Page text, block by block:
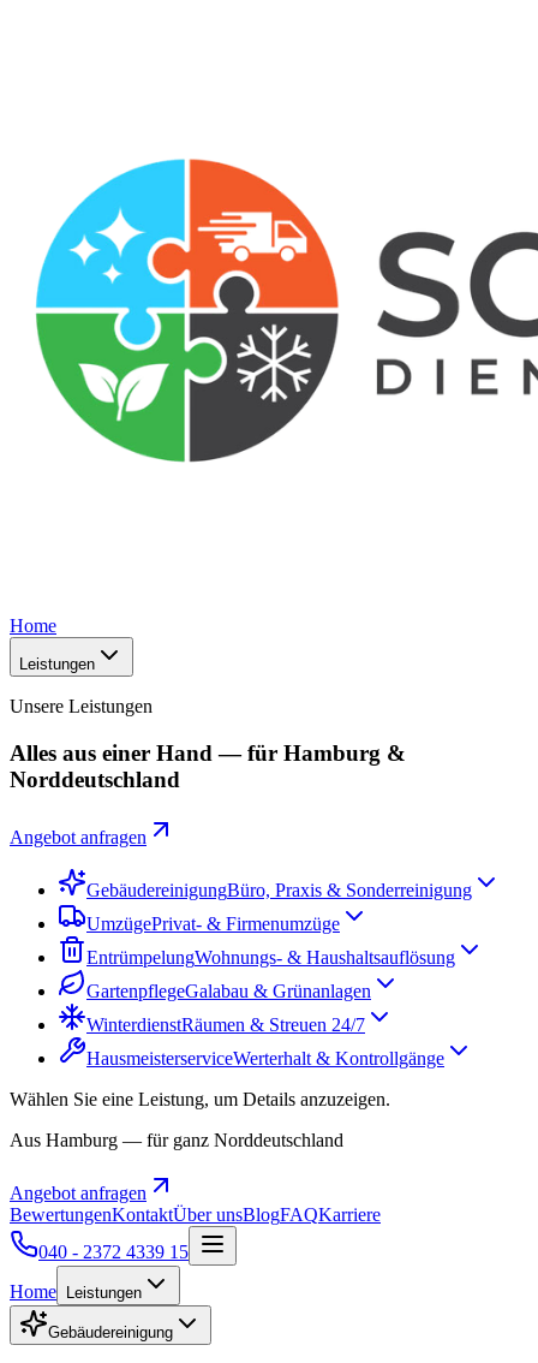
Home
Leistungen
Unsere Leistungen
Alles aus einer Hand — für Hamburg &
Norddeutschland
Angebot anfragen
GebäudereinigungBüro, Praxis & Sonderreinigung
UmzügePrivat- & Firmenumzüge
EntrümpelungWohnungs- & Haushaltsauflösung
GartenpflegeGalabau & Grünanlagen
WinterdienstRäumen & Streuen 24/7
HausmeisterserviceWerterhalt & Kontrollgänge
Wählen Sie eine Leistung, um Details anzuzeigen.
Aus Hamburg — für ganz Norddeutschland
Angebot anfragen
BewertungenKontaktÜber unsBlogFAQKarriere
040 - 2372 4339 15
Home
Leistungen
Gebäudereinigung